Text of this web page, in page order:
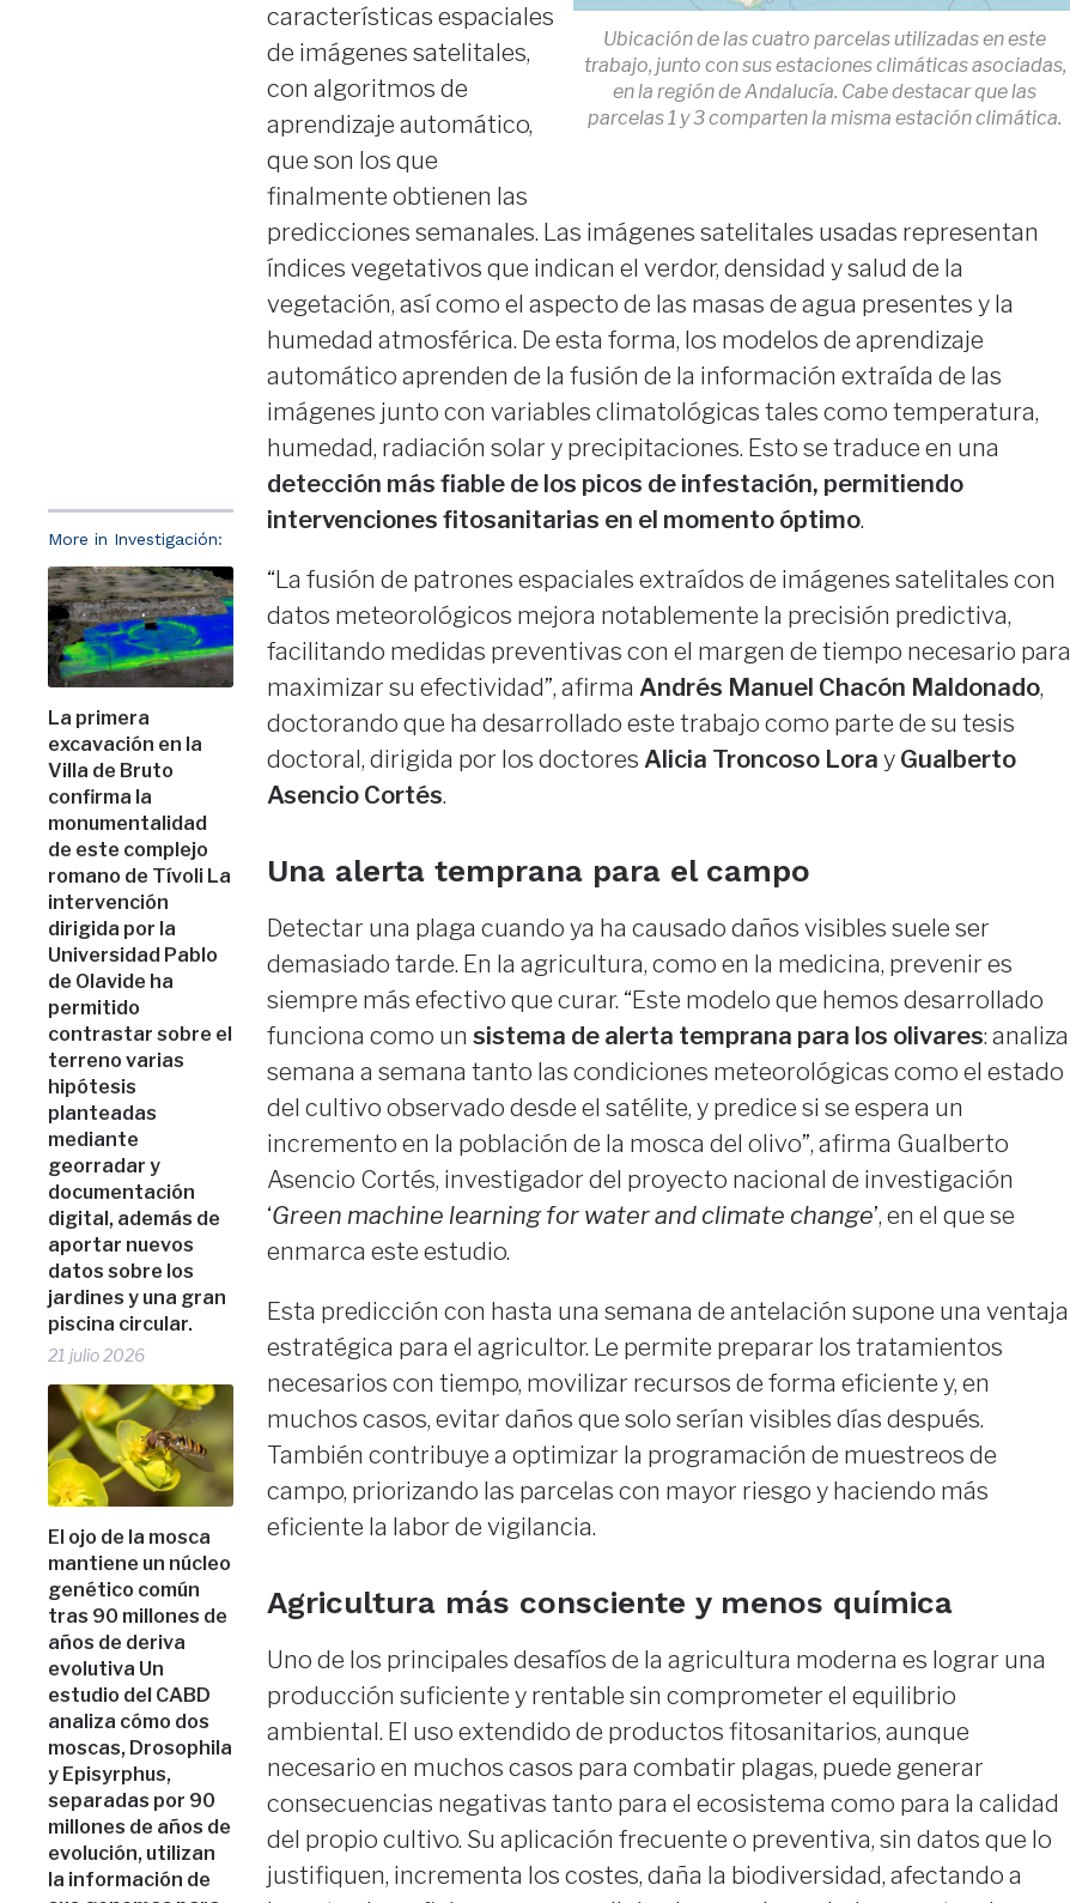
More in Investigación:
La primera
excavación en la
Villa de Bruto
confirma la
monumentalidad
de este complejo
romano de Tívoli La
intervención
dirigida por la
Universidad Pablo
de Olavide ha
permitido
contrastar sobre el
terreno varias
hipótesis
planteadas
mediante
georradar y
documentación
digital, además de
aportar nuevos
datos sobre los
jardines y una gran
piscina circular.
21 julio 2026
El ojo de la mosca
mantiene un núcleo
genético común
tras 90 millones de
años de deriva
evolutiva Un
estudio del CABD
analiza cómo dos
moscas, Drosophila
y Episyrphus,
separadas por 90
millones de años de
evolución, utilizan
la información de
Ubicación de las cuatro parcelas utilizadas en este
trabajo, junto con sus estaciones climáticas asociadas,
en la región de Andalucía. Cabe destacar que las
parcelas 1 y 3 comparten la misma estación climática.
características espaciales
de imágenes satelitales,
con algoritmos de
aprendizaje automático,
que son los que
finalmente obtienen las
predicciones semanales. Las imágenes satelitales usadas representan
índices vegetativos que indican el verdor, densidad y salud de la
vegetación, así como el aspecto de las masas de agua presentes y la
humedad atmosférica. De esta forma, los modelos de aprendizaje
automático aprenden de la fusión de la información extraída de las
imágenes junto con variables climatológicas tales como temperatura,
humedad, radiación solar y precipitaciones. Esto se traduce en una
detección más fiable de los picos de infestación, permitiendo
intervenciones fitosanitarias en el momento óptimo.
“La fusión de patrones espaciales extraídos de imágenes satelitales con
datos meteorológicos mejora notablemente la precisión predictiva,
facilitando medidas preventivas con el margen de tiempo necesario para
maximizar su efectividad”, afirma Andrés Manuel Chacón Maldonado,
doctorando que ha desarrollado este trabajo como parte de su tesis
doctoral, dirigida por los doctores Alicia Troncoso Lora y Gualberto
Asencio Cortés.
Una alerta temprana para el campo
Detectar una plaga cuando ya ha causado daños visibles suele ser
demasiado tarde. En la agricultura, como en la medicina, prevenir es
siempre más efectivo que curar. “Este modelo que hemos desarrollado
funciona como un sistema de alerta temprana para los olivares: analiza
semana a semana tanto las condiciones meteorológicas como el estado
del cultivo observado desde el satélite, y predice si se espera un
incremento en la población de la mosca del olivo”, afirma Gualberto
Asencio Cortés, investigador del proyecto nacional de investigación
‘Green machine learning for water and climate change’, en el que se
enmarca este estudio.
Esta predicción con hasta una semana de antelación supone una ventaja
estratégica para el agricultor. Le permite preparar los tratamientos
necesarios con tiempo, movilizar recursos de forma eficiente y, en
muchos casos, evitar daños que solo serían visibles días después.
También contribuye a optimizar la programación de muestreos de
campo, priorizando las parcelas con mayor riesgo y haciendo más
eficiente la labor de vigilancia.
Agricultura más consciente y menos química
Uno de los principales desafíos de la agricultura moderna es lograr una
producción suficiente y rentable sin comprometer el equilibrio
ambiental. El uso extendido de productos fitosanitarios, aunque
necesario en muchos casos para combatir plagas, puede generar
consecuencias negativas tanto para el ecosistema como para la calidad
del propio cultivo. Su aplicación frecuente o preventiva, sin datos que lo
justifiquen, incrementa los costes, daña la biodiversidad, afectando a